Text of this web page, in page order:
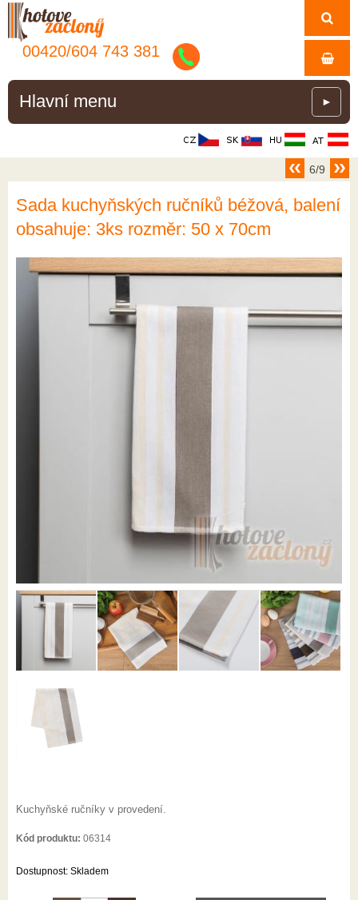
00420/604 743 381
Hlavní menu ►
6/9
Sada kuchyňských ručníků béžová, balení
obsahuje: 3ks rozměr: 50 x 70cm
Kuchyňské ručníky v provedení.
Kód produktu: 06314
Dostupnost: Skladem